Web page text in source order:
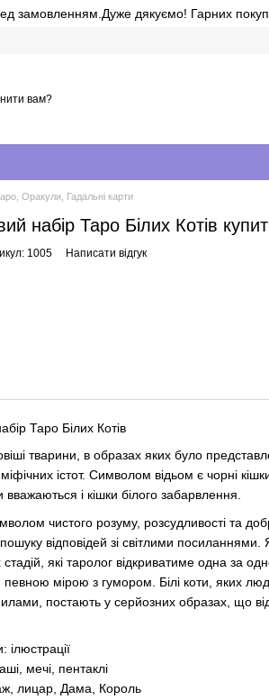
замовленням.Дуже дякуємо! Гарних
вам?
Оракули, Гадальні карти
набір Таро Білих Котів
1005 Написати відгук
Таро Білих Котів
тварини, в образах яких було
міфічних істот. Символом відьом є чорні
і кішки білого забарвлення.
чистого розуму, розсудливості та
відповідей зі світлими посиланнями.
стадій, які таролог відкриватиме одна за
певною мірою з гумором. Білі коти, яких
постають у серйозних образах, що
ілюстрації
мечі, пентаклі
лицар, Дама, Король